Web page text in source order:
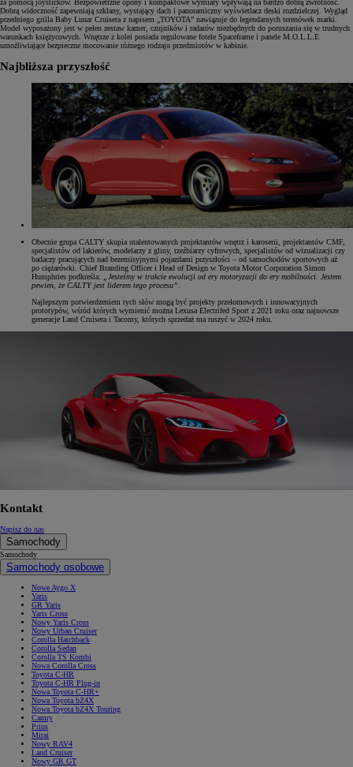
za pomocą joysticków. Bezpowietrzne opony i kompaktowe wymiary wpływają na bardzo dobrą zwrotność.
Dobrą widoczność zapewniają szklany, wystający dach i panoramiczny wyświetlacz deski rozdzielczej. Wygląd
przedniego grilla Baby Lunar Cruisera z napisem „TOYOTA” nawiązuje do legendarnych terenówek marki.
Model wyposażony jest w pełen zestaw kamer, czujników i radarów niezbędnych do poruszania się w trudnych
warunkach księżycowych. Wnętrze z kolei posiada regulowane fotele Spaceframe i panele M.O.L.L.E
umożliwiające bezpieczne mocowanie różnego rodzaju przedmiotów w kabinie.
Najbliższa przyszłość
Obecnie grupa CALTY skupia utalentowanych projektantów wnętrz i karoserii, projektantów CMF,
specjalistów od lakierów, modelarzy z gliny, rzeźbiarzy cyfrowych, specjalistów od wizualizacji czy
badaczy pracujących nad bezemisyjnymi pojazdami przyszłości – od samochodów sportowych aż
po ciężarówki. Chief Branding Officer i Head of Design w Toyota Motor Corporation Simon
Humphries podkreśla:
„Jesteśmy w trakcie ewolucji od ery motoryzacji do ery mobilności. Jestem
pewien, że CALTY jest liderem tego procesu”
Najlepszym potwierdzeniem tych słów mogą być projekty przełomowych i innowacyjnych
prototypów, wśród których wymienić można Lexusa Electrifed Sport z 2021 roku oraz najnowsze
generacje Land Cruisera i Tacomy, których sprzedaż ma ruszyć w 2024 roku.
Kontakt
Napisz do nas
Samochody
Samochody
Samochody osobowe
Nowe Aygo X
Yaris
GR Yaris
Yaris Cross
Nowy Yaris Cross
Nowy Urban Cruiser
Corolla Hatchback
Corolla Sedan
Corolla TS Kombi
Nowa Corolla Cross
Toyota C-HR
Toyota C-HR Plug-in
Nowa Toyota C-HR+
Nowa Toyota bZ4X
Nowa Toyota bZ4X Touring
Camry
Prius
Mirai
Nowy RAV4
Land Cruiser
Nowy GR GT